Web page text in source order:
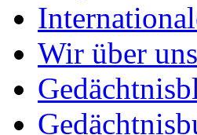
Wir über uns